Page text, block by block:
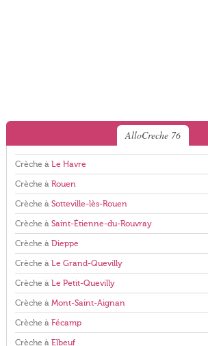
AlloCreche 76
Crèche à Le Havre
Crèche à Rouen
Crèche à Sotteville-lès-Rouen
Crèche à Saint-Étienne-du-Rouvray
Crèche à Dieppe
Crèche à Le Grand-Quevilly
Crèche à Le Petit-Quevilly
Crèche à Mont-Saint-Aignan
Crèche à Fécamp
Crèche à Elbeuf